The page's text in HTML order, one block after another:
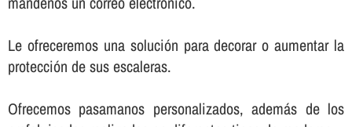
Le ofreceremos una solución para decorar o aumentar la
protección de sus escaleras.
Ofrecemos pasamanos personalizados, además de los